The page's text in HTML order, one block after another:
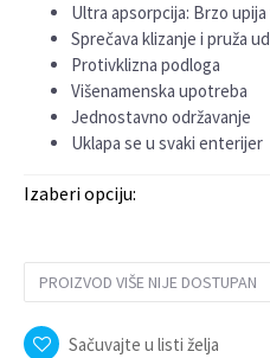
Ultra apsorpcija: Brzo
Sprečava klizanje i pruža
Protivklizna podloga
Višenamenska upotreba
Jednostavno održavanje
Uklapa se u svaki enterijer
Izaberi opciju:
PROIZVOD VIŠE NIJE DOSTUPAN
Sačuvajte u listi želja